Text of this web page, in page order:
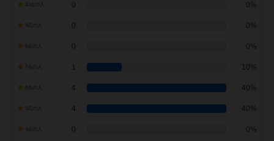
0 0%
0 0%
0 0%
7点の人 1 10%
4 40%
4 40%
0 0%